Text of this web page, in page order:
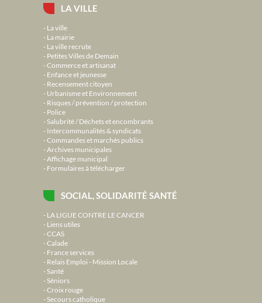
LA VILLE
La ville
La mairie
La ville recrute
Petites Villes de Demain
Commerce et artisanat
Enfance et jeunesse
Recensement citoyen
Urbanisme et Environnement
Risques / prévention / protection
Police
Salubrité / Déchets et encombrants
Intercommunalités & syndicats
Commandes et marchés publics
Archives municipales
Affichage municipal
Formulaires à télécharger
SOCIAL, SOLIDARITÉ SANTÉ
LA LIGUE CONTRE LE CANCER
Liens utiles
CCAS
Calade
France services
Relais Emploi - Mission Locale
Santé
Séniors
Croix rouge
Secours catholique